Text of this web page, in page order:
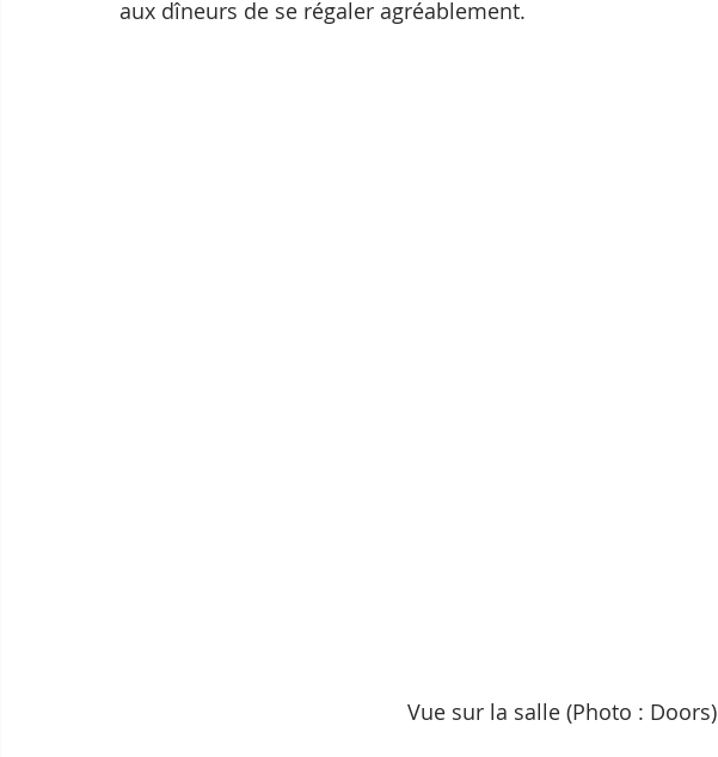
aux dîneurs de se régaler agréablement.
Vue sur la salle (Photo : Doors)